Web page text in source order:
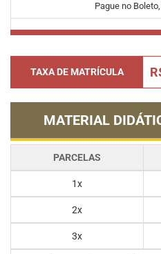
Pague no
TAXA DE MATRÍCULA
MATERIAL
PARCELAS
1x
2x
3x